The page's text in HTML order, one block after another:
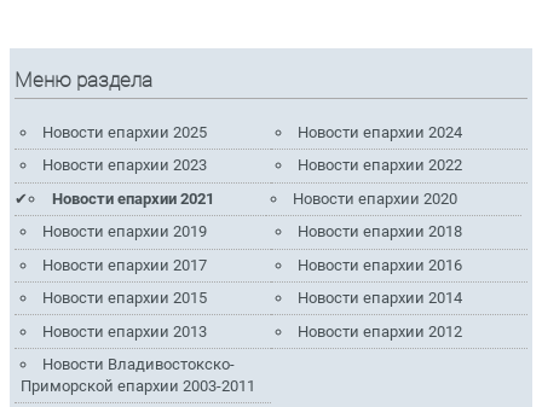
Меню раздела
Новости епархии 2025
Новости епархии 2024
Новости епархии 2023
Новости епархии 2022
Новости епархии 2021
Новости епархии 2020
Новости епархии 2019
Новости епархии 2018
Новости епархии 2017
Новости епархии 2016
Новости епархии 2015
Новости епархии 2014
Новости епархии 2013
Новости епархии 2012
Новости Владивостокско-
Приморской епархии 2003-2011